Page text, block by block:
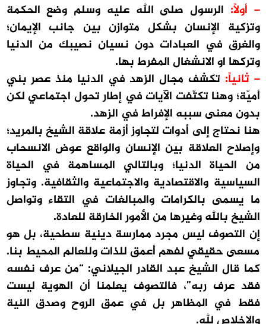
– أولاً: الرسول صلى الله عليه وسلم وضع الحكمة
وتزكية الإنسان بشكل متوازن بين جانب الإيمان؛
والغرق في العبادات دون نسيان نصيبك من الدنيا
وتركها او الانشغال المفرط بها.
– ثانياً: تكشف مجال الزهد في الدنيا منذ عصر بني
أميّة؛ وهنا تكتّفت الآيات في إطار تحول اجتماعي لكن
بدون معنى سببه الإفراط في الزهد.
هنا نحتاج إلى أدوات لتجاوز أزمة علاقة الشيخ بالمريد؛
وإصلاح العلاقة بين الإنسان والواقع عوض الانسحاب
من الحياة الدنيا؛ وبالتالي المساهمة في الحياة
السياسية والاقتصادية والاجتماعية والثقافية. وتجاوز
ما يسمى بالكرامات والمبالغات في التقاء وتواصل
الشيخ بالله وغيرها من الأمور الخارقة للعادة.
إن التصوف ليس مجرد ممارسة دينية سطحية، بل هو
مسعى حقيقي لفهم أعمق للذات وللعالم المحيط بنا.
كما قال الشيخ عبد القادر الجيلاني: “من عرف نفسه
فقد عرف ربه”، فالتصوف يعلمنا أن الهوية ليست
فقط في المظاهر بل في عمق الروح وصدق النية